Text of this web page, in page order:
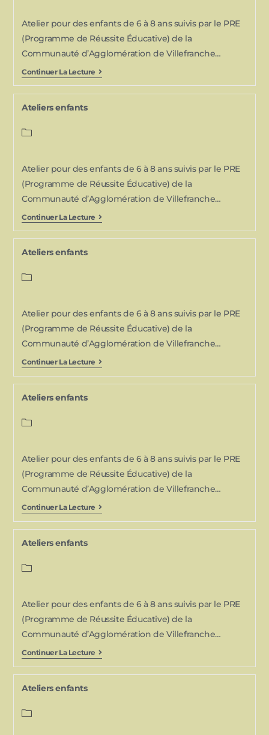
Atelier pour des enfants de 6 à 8 ans suivis par le PRE
(Programme de Réussite Éducative) de la
Communauté d’Agglomération de Villefranche…
Continuer La Lecture
Ateliers enfants
Atelier pour des enfants de 6 à 8 ans suivis par le PRE
(Programme de Réussite Éducative) de la
Communauté d’Agglomération de Villefranche…
Continuer La Lecture
Ateliers enfants
Atelier pour des enfants de 6 à 8 ans suivis par le PRE
(Programme de Réussite Éducative) de la
Communauté d’Agglomération de Villefranche…
Continuer La Lecture
Ateliers enfants
Atelier pour des enfants de 6 à 8 ans suivis par le PRE
(Programme de Réussite Éducative) de la
Communauté d’Agglomération de Villefranche…
Continuer La Lecture
Ateliers enfants
Atelier pour des enfants de 6 à 8 ans suivis par le PRE
(Programme de Réussite Éducative) de la
Communauté d’Agglomération de Villefranche…
Continuer La Lecture
Ateliers enfants